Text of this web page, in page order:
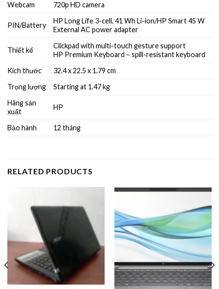
Webcam
720p HD camera
PIN/Battery
HP Long Life 3-cell, 41 Wh Li-ion/HP Smart 45 W
External AC power adapter
Thiết kế
Clickpad with multi-touch gesture support
HP Premium Keyboard – spill-resistant keyboard
Kích thước
32.4 x 22.5 x 1.79 cm
Trọng lượng
Starting at 1.47 kg
Hãng sản
xuất
HP
Bảo hành 12 tháng
RELATED PRODUCTS